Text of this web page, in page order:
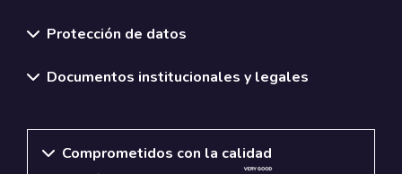
Protección de datos
Documentos institucionales y legales
Comprometidos con la calidad